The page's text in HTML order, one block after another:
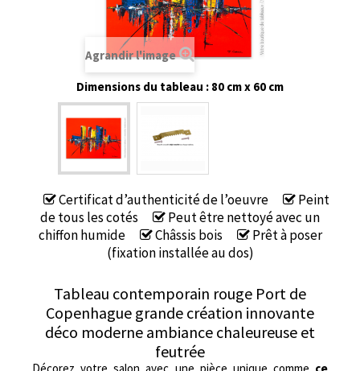
Agrandir l'image
Dimensions du tableau : 80 cm x 60 cm
Certificat d’authenticité de l’oeuvre
Peint
de tous les cotés
Peut être nettoyé avec un
chiffon humide
Châssis bois
Prêt à poser
(fixation installée au dos)
Tableau contemporain rouge Port de
Copenhague grande création innovante
déco moderne ambiance chaleureuse et
feutrée